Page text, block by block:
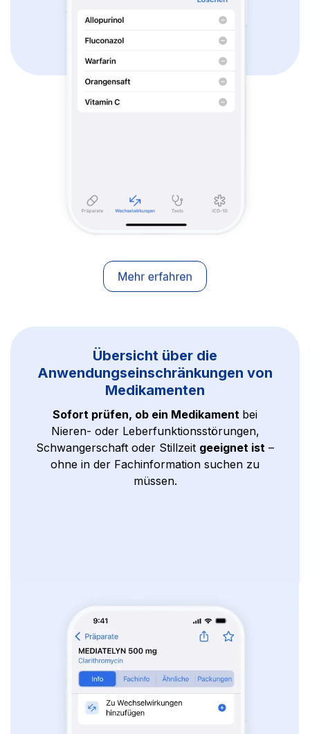
Übersicht über die
Anwendungseinschränkungen von
Medikamenten
Sofort prüfen, ob ein Medikament bei
Nieren- oder Leberfunktionsstörungen,
Schwangerschaft oder Stillzeit geeignet ist –
ohne in der Fachinformation suchen zu
müssen.